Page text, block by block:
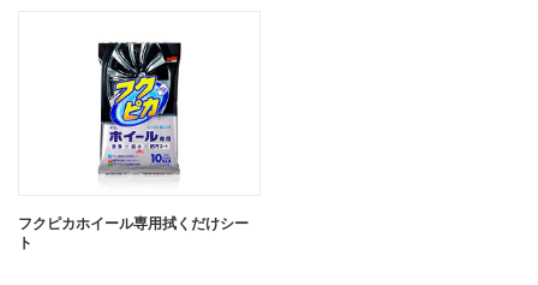
フクピカホイール専用拭くだけシー
ト